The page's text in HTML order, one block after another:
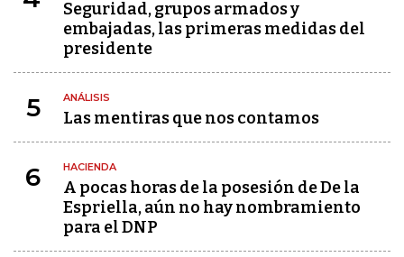
Seguridad, grupos armados y
embajadas, las primeras medidas del
presidente
5 ANÁLISIS
Las mentiras que nos contamos
6 HACIENDA
A pocas horas de la posesión de De la
Espriella, aún no hay nombramiento
para el DNP